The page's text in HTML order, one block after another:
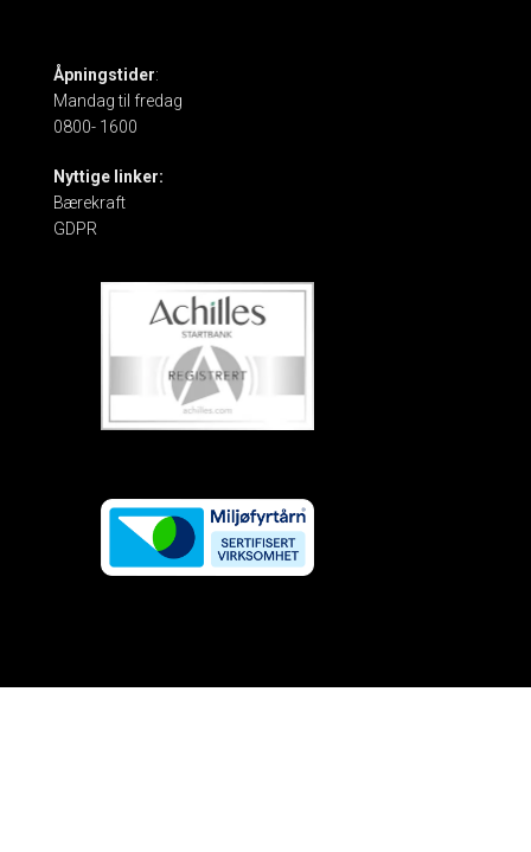
Åpningstider:
Mandag til fredag
0800- 1600
Nyttige linker:
Bærekraft
GDPR